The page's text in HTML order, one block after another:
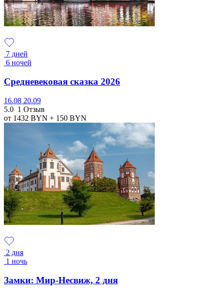
7 дней
6 ночей
Средневековая сказка 2026
16.08 20.09
5.0 1 Отзыв
от 1432 BYN + 150 BYN
2 дня
1 ночь
Замки: Мир-Несвиж, 2 дня